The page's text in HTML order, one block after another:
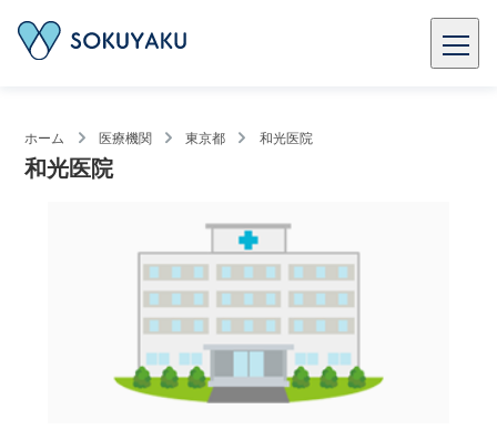
ホーム 医療機関 東京都 和光医院
和光医院